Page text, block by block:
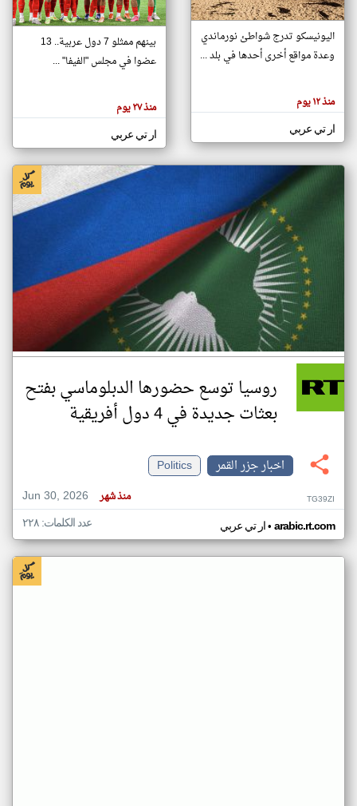
تغيير الدولة
اخبار جزر القمر على مدار الساعة
أهم اخبار جزر القمر العاجلة والمباشرة
هنا عن
وجهة
كاتبيها.
اليونيسكو تدرج شواطئ نورماندي
وعدة مواقع أخرى أحدها في بلد ...
منذ ١٢ يوم
ار تي عربي
بينهم ممثلو 7 دول عربية.. 13
عضوا في مجلس "الفيفا" ...
منذ ٢٧ يوم
ار تي عربي
روسيا توسع حضورها الدبلوماسي بفتح
بعثات جديدة في 4 دول أفريقية
اخبار جزر القمر
Politics
Jun 30, 2026
منذ شهر TG39ZI
ار تي عربي• arabic.rt.com عدد الكلمات: ٢٢٨
klyoum.com